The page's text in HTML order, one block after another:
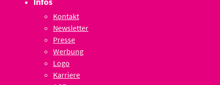
Kontakt
Newsletter
Presse
Werbung
Logo
Karriere